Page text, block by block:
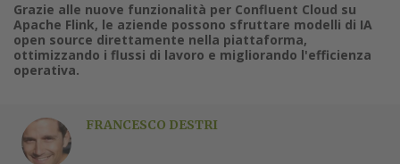
Grazie alle nuove funzionalità per Confluent Cloud su
Apache Flink, le aziende possono sfruttare modelli di IA
open source direttamente nella piattaforma,
ottimizzando i flussi di lavoro e migliorando l'efficienza
operativa.
FRANCESCO DESTRI